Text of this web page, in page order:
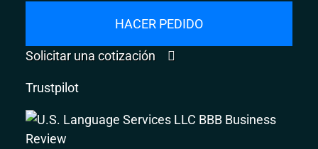
HACER PEDIDO
Solicitar una cotización
Trustpilot